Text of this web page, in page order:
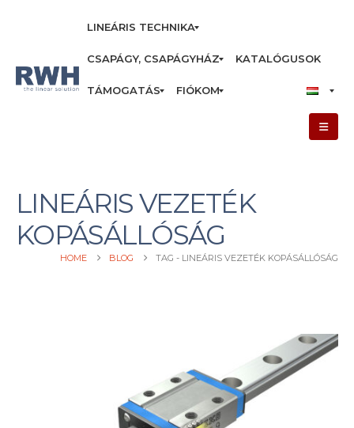
LINEÁRIS TECHNIKA
CSAPÁGY, CSAPÁGYHÁZ KATALÓGUSOK
TÁMOGATÁS FIÓKOM
LINEÁRIS VEZETÉK
KOPÁSÁLLÓSÁG
HOME BLOG TAG - LINEÁRIS VEZETÉK KOPÁSÁLLÓSÁG